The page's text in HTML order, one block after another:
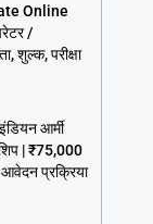
Online
/
शुल्क, परीक्षा
आर्मी
| ₹75,000
प्रक्रिया